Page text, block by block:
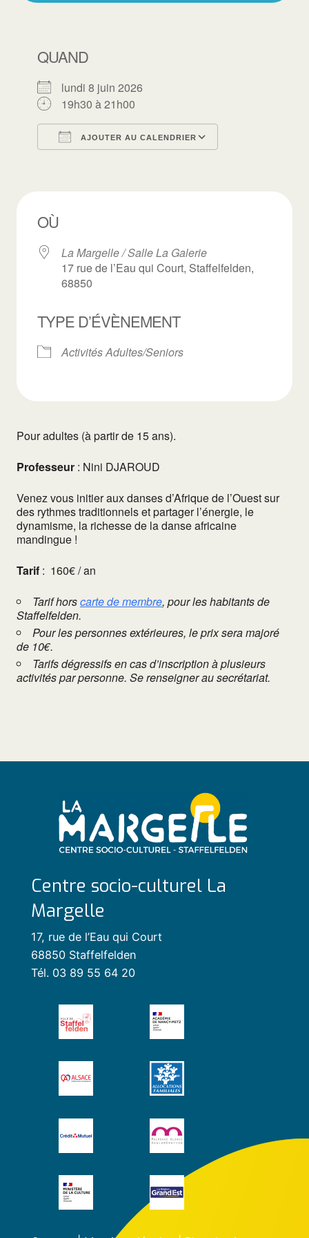
QUAND
lundi 8 juin 2026
19h30 à 21h00
AJOUTER AU CALENDRIER
OÙ
La Margelle / Salle La Galerie
17 rue de l’Eau qui Court, Staffelfelden,
68850
TYPE D’ÉVÈNEMENT
Activités Adultes/Seniors
Pour adultes (à partir de 15 ans).
Professeur : Nini DJAROUD
Venez vous initier aux danses d’Afrique de l’Ouest sur
des rythmes traditionnels et partager l’énergie, le
dynamisme, la richesse de la danse africaine
mandingue !
Tarif : 160€ / an
Tarif horscarte de membre, pour les habitants de
Staffelfelden.
Pour les personnes extérieures, le prix sera majoré
de 10€.
Tarifs dégressifs en cas d’inscription à plusieurs
activités par personne. Se renseigner au secrétariat.
Centre socio-culturel La
Margelle
17, rue de l’Eau qui Court
68850 Staffelfelden
Tél. 03 89 55 64 20